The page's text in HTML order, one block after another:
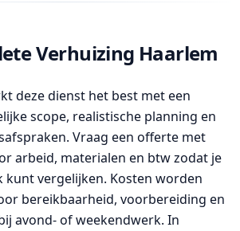
Verhuizing Haarlem
deze dienst het best met een
scope, realistische planning en
Vraag een offerte met
arbeid, materialen en btw zodat je
kunt vergelijken. Kosten worden
bereikbaarheid, voorbereiding en
avond- of weekendwerk. In